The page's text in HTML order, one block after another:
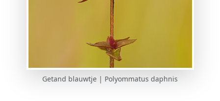
Getand blauwtje | Polyommatus daphnis